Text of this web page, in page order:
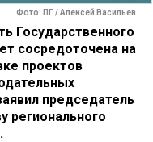
Фото: ПГ / Алексей Васильев
Государственного
сосредоточена на
проектов
председатель
регионального